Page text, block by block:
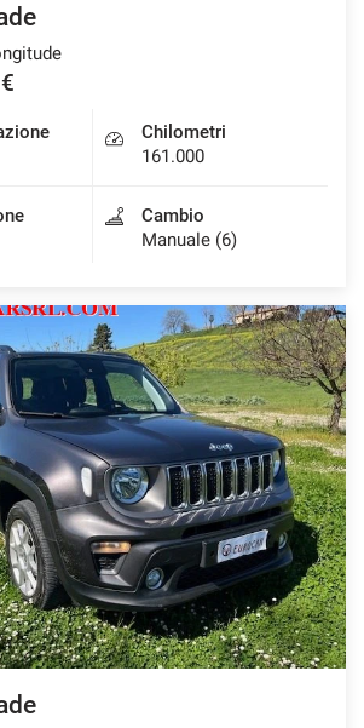
Chilometri
161.000
Cambio
Manuale (6)